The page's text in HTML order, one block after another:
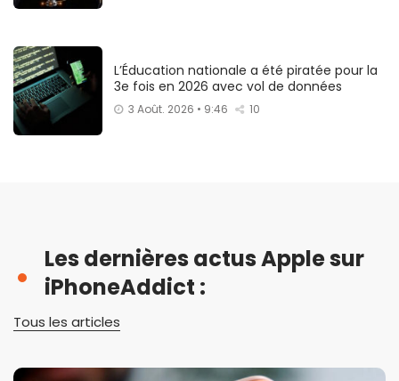
L’Éducation nationale a été piratée pour la
3e fois en 2026 avec vol de données
3 Août. 2026 • 9:46 10
Les dernières actus Apple sur
iPhoneAddict :
Tous les articles